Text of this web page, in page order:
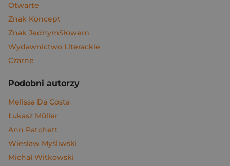
Otwarte
Znak Koncept
Znak JednymSłowem
Wydawnictwo Literackie
Czarne
Podobni autorzy
Melissa Da Costa
Łukasz Müller
Ann Patchett
Wiesław Myśliwski
Michał Witkowski